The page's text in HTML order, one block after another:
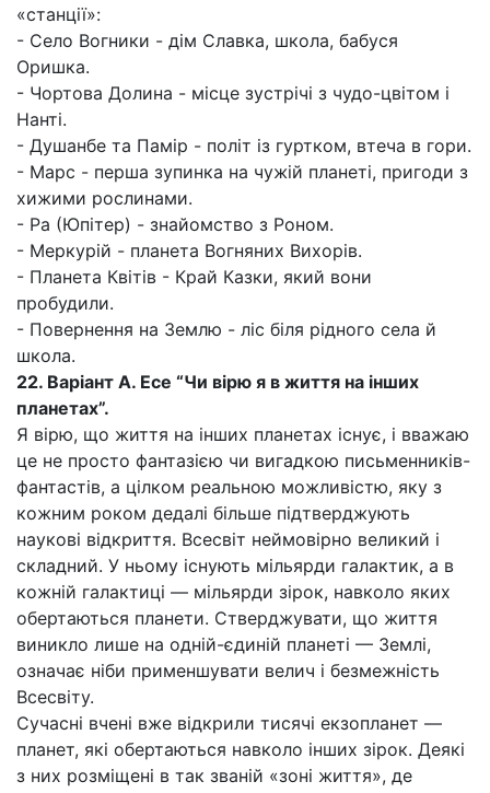
«станції»:
- Село Вогники - дім Славка, школа, бабуся
Оришка.
- Чортова Долина - місце зустрічі з чудо-цвітом і
Нанті.
- Душанбе та Памір - політ із гуртком, втеча в гори.
- Марс - перша зупинка на чужій планеті, пригоди з
хижими рослинами.
- Ра (Юпітер) - знайомство з Роном.
- Меркурій - планета Вогняних Вихорів.
- Планета Квітів - Край Казки, який вони
пробудили.
- Повернення на Землю - ліс біля рідного села й
школа.
22. Варіант А. Есе “Чи вірю я в життя на інших
планетах”.
Я вірю, що життя на інших планетах існує, і вважаю
це не просто фантазією чи вигадкою письменників-
фантастів, а цілком реальною можливістю, яку з
кожним роком дедалі більше підтверджують
наукові відкриття. Всесвіт неймовірно великий і
складний. У ньому існують мільярди галактик, а в
кожній галактиці — мільярди зірок, навколо яких
обертаються планети. Стверджувати, що життя
виникло лише на одній-єдиній планеті — Землі,
означає ніби применшувати велич і безмежність
Всесвіту.
Сучасні вчені вже відкрили тисячі екзопланет —
планет, які обертаються навколо інших зірок. Деякі
з них розміщені в так званій «зоні життя», де